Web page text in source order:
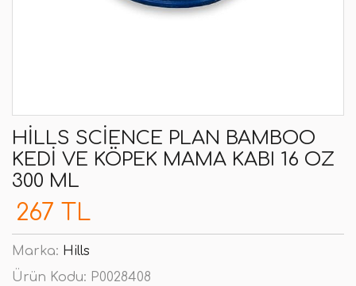
HILLS SCIENCE PLAN BAMBOO
KEDI VE KÖPEK MAMA KABI 16 OZ
300 ML
267 TL
Marka: Hills
Ürün Kodu: P0028408